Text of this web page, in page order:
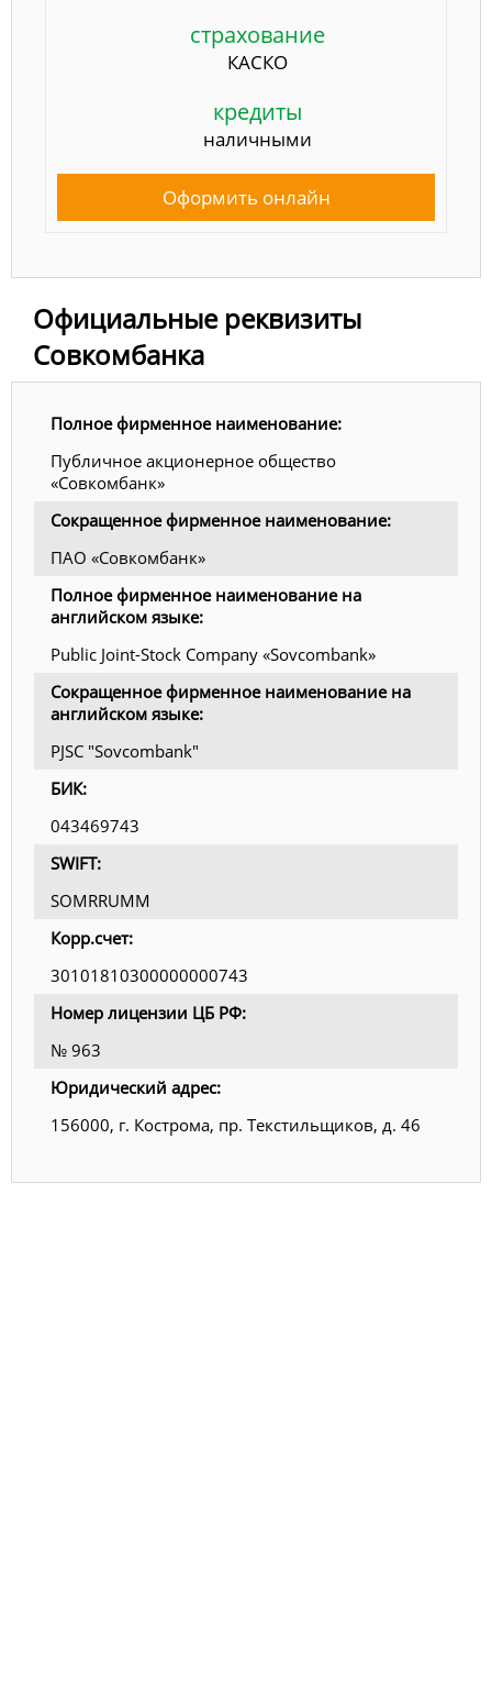
страхование
КАСКО
кредиты
наличными
Оформить онлайн
Официальные реквизиты
Совкомбанка
Полное фирменное наименование:
Публичное акционерное общество
«Совкомбанк»
Сокращенное фирменное наименование:
ПАО «Совкомбанк»
Полное фирменное наименование на
английском языке:
Public Joint-Stock Company «Sovcombank»
Сокращенное фирменное наименование на
английском языке:
PJSC "Sovcombank"
БИК:
043469743
SWIFT:
SOMRRUMM
Корр.счет:
30101810300000000743
Номер лицензии ЦБ РФ:
№ 963
Юридический адрес:
156000, г. Кострома, пр. Текстильщиков, д. 46